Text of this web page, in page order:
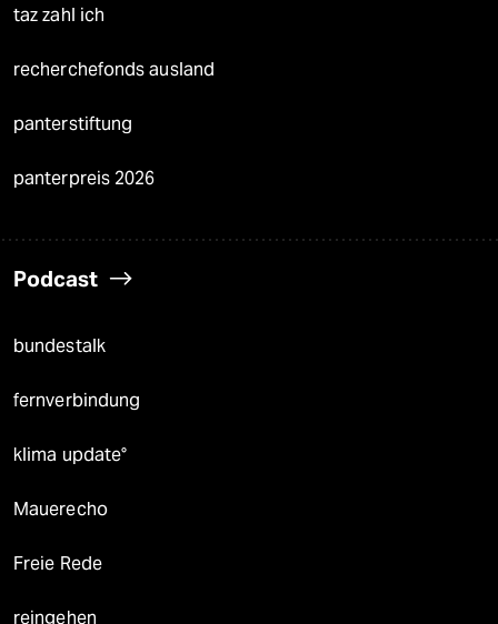
taz zahl ich
recherchefonds ausland
panterstiftung
panterpreis 2026
Podcast
bundestalk
fernverbindung
klima update°
Mauerecho
Freie Rede
reingehen